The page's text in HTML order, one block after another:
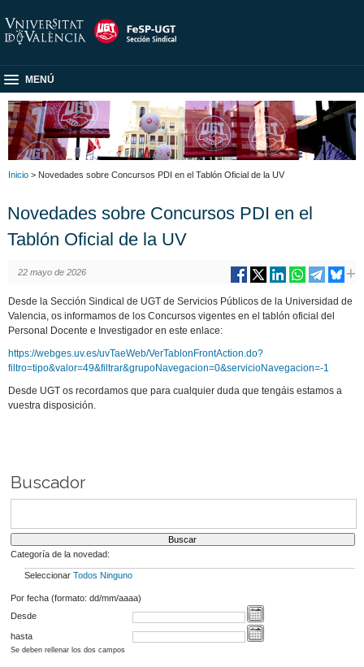
MENÚ
Inicio > Novedades sobre Concursos PDI en el Tablón Oficial de la UV
Novedades sobre Concursos PDI en el
Tablón Oficial de la UV
22 mayo de 2026
Desde la Sección Sindical de UGT de Servicios Públicos de la Universidad de
Valencia, os informamos de los Concursos vigentes en el tablón oficial del
Personal Docente e Investigador en este enlace:
https://webges.uv.es/uvTaeWeb/VerTablonFrontAction.do?
filtro=tipo&valor=49&filtrar&grupoNavegacion=0&servicioNavegacion=-1
Desde UGT os recordamos que para cualquier duda que tengáis estamos a
vuestra disposición.
Buscador
Categoría de la novedad:
Seleccionar Todos Ninguno
Por fecha (formato: dd/mm/aaaa)
Desde
hasta
Se deben rellenar los dos campos